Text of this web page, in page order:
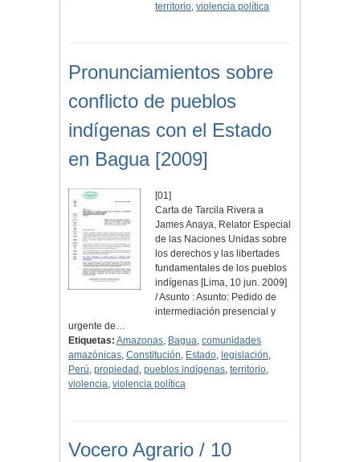
territorio,violencia política
Pronunciamientos sobre
conflicto de pueblos
indígenas con el Estado
en Bagua [2009]
[01]
Carta de Tarcila Rivera a
James Anaya, Relator Especial
de las Naciones Unidas sobre
los derechos y las libertades
fundamentales de los pueblos
indígenas [Lima, 10 jun. 2009]
/ Asunto : Asunto: Pedido de
intermediación presencial y
urgente de…
Etiquetas: Amazonas, Bagua, comunidades
amazónicas, Constitución, Estado, legislación,
Perú, propiedad , pueblos indígenas, territorio,
violencia, violencia política
Vocero Agrario / 10